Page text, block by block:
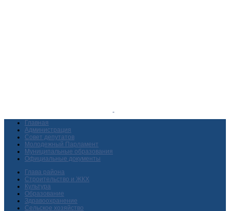
Главная
Администрация
Совет депутатов
Молодежный Парламент
Муниципальные образования
Официальные документы
Глава района
Строительство и ЖКХ
Культура
Образование
Здравоохранение
Сельское хозяйство